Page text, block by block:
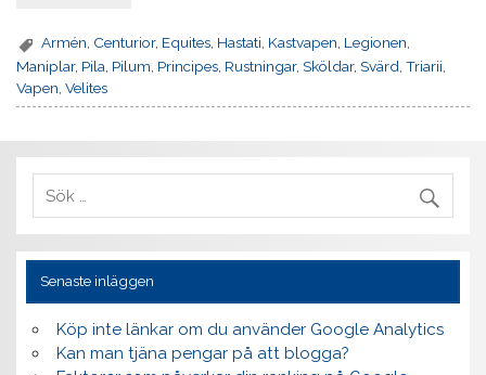
Armén Centurior, Equites Hastati Kastvapen Legionen
Maniplar, Pila Pilum Principes Rustningar,Sköldar,Svärd ,Triarii
Vapen ,Velites
Senaste inläggen
Köp inte länkar om du använder Google Analytics
Kan man tjäna pengar på att blogga?